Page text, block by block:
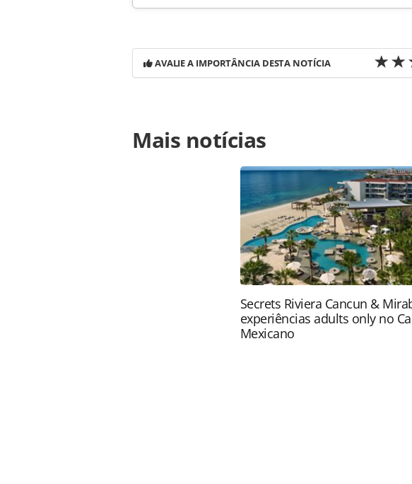
AVALIE A IMPORTÂNCIA DESTA NOTÍCIA
https://www.panrotas.com.br/noticia-turismo/
estrutura-da-copa-na-africa-do-sul_49565.html ou as
Todo o conteúdo produzido pela PANROTAS Editora
brasileira sobre direito autoral. Não reproduza o
PANROTAS Editora (copyright@panrotas.com.br).
Mais notícias
Secrets Riviera Cancun &
experiências adults only no
Mexicano